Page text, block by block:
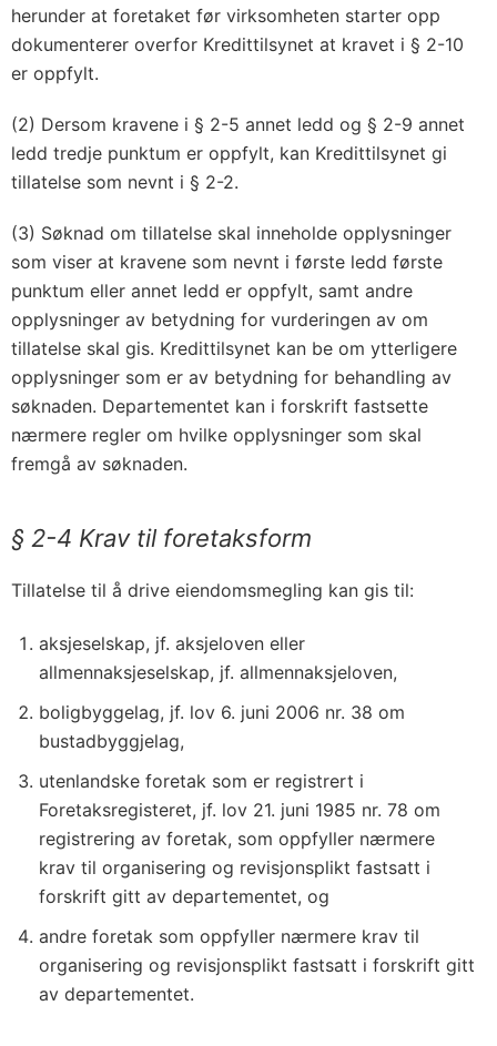
herunder at foretaket før virksomheten starter opp
dokumenterer overfor Kredittilsynet at kravet i § 2-10
er oppfylt.
(2) Dersom kravene i § 2-5 annet ledd og § 2-9 annet
ledd tredje punktum er oppfylt, kan Kredittilsynet gi
tillatelse som nevnt i § 2-2.
(3) Søknad om tillatelse skal inneholde opplysninger
som viser at kravene som nevnt i første ledd første
punktum eller annet ledd er oppfylt, samt andre
opplysninger av betydning for vurderingen av om
tillatelse skal gis. Kredittilsynet kan be om ytterligere
opplysninger som er av betydning for behandling av
søknaden. Departementet kan i forskrift fastsette
nærmere regler om hvilke opplysninger som skal
fremgå av søknaden.
§ 2-4 Krav til foretaksform
Tillatelse til å drive eiendomsmegling kan gis til:
aksjeselskap, jf. aksjeloven eller
allmennaksjeselskap, jf. allmennaksjeloven,
boligbyggelag, jf. lov 6. juni 2006 nr. 38 om
bustadbyggjelag,
utenlandske foretak som er registrert i
Foretaksregisteret, jf. lov 21. juni 1985 nr. 78 om
registrering av foretak, som oppfyller nærmere
krav til organisering og revisjonsplikt fastsatt i
forskrift gitt av departementet, og
andre foretak som oppfyller nærmere krav til
organisering og revisjonsplikt fastsatt i forskrift gitt
av departementet.